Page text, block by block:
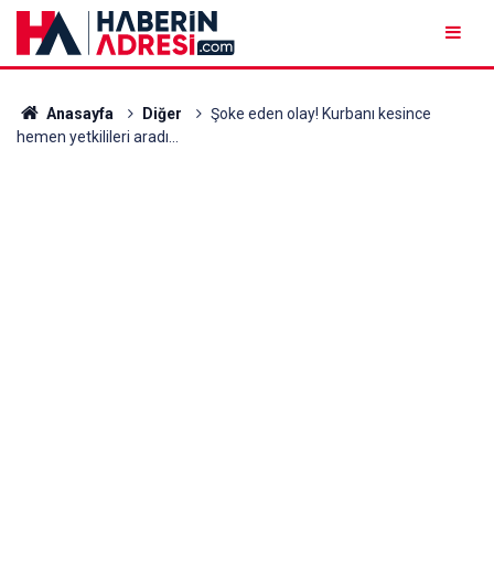
Anasayfa Diğer
Şoke eden olay! Kurbanı kesince
hemen yetkilileri aradı...